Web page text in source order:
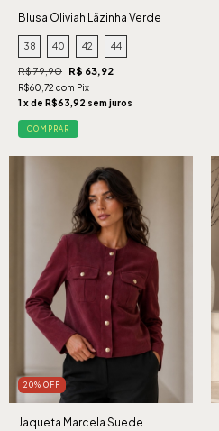
Blusa Oliviah Lãzinha Verde
38 40 42 44
R$ 79,90 R$ 63,92
R$60,72 com Pix
1 x de R$63,92 sem juros
COMPRAR
20% OFF
Jaqueta Marcela Suede